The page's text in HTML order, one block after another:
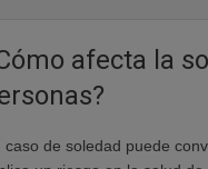
afecta la
caso de soledad puede